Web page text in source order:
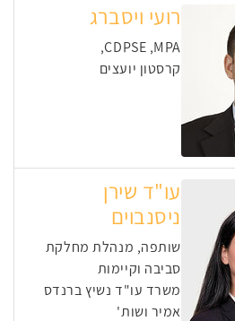
רועי ויסברג
CDPSE ,MPA,
קרסטון יועצים
עו"ד שירן
ניסנבוים
שותפה, מנהלת מחלקת
סביבה וקיימות
משרד עו"ד נשיץ ברנדס
אמיר ושות'